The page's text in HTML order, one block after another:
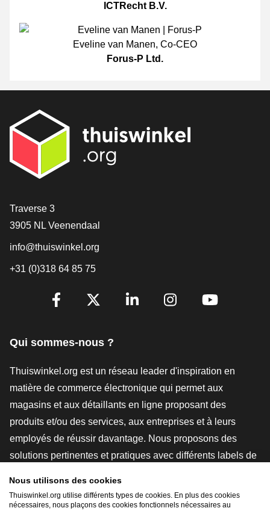
ICTRecht B.V.
Eveline van Manen, Co-CEO
Forus-P Ltd.
[_General:Contact]
Traverse 3
3905 NL Veenendaal
info@thuiswinkel.org
+31 (0)318 64 85 75
[_General:SocialMediaTitle]
Qui sommes-nous ?
Thuiswinkel.org est un réseau leader d'inspiration en
matière de commerce électronique qui permet aux
magasins et aux détaillants en ligne proposant des
produits et/ou des services, aux entreprises et à leurs
employés de réussir davantage. Nous proposons des
solutions pertinentes et pratiques avec différents labels de
études de marché, et nous disposons de notre propre
Nous utilisons des cookies
Thuiswinkel.org utilise différents types de cookies. En plus des cookies
nécessaires, nous plaçons des cookies fonctionnels nécessaires au